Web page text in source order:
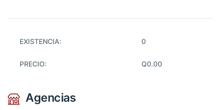
EXISTENCIA: 0
PRECIO: Q0.00
Agencias